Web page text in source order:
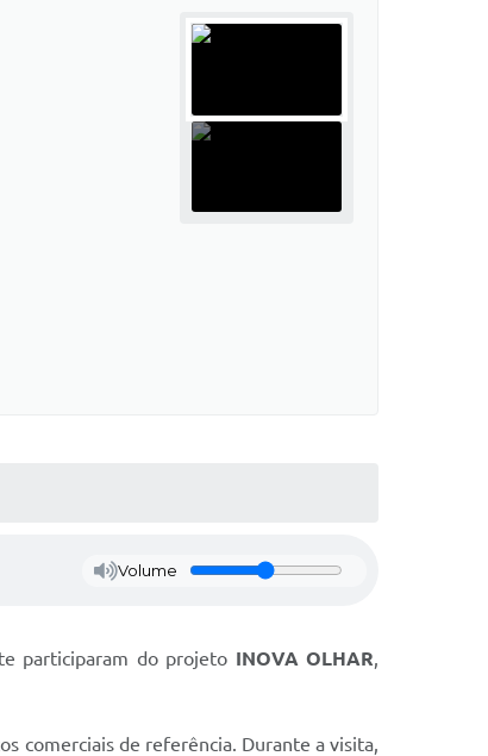
Volume
participaram do projeto INOVA OLHAR,
comerciais de referência. Durante a visita,